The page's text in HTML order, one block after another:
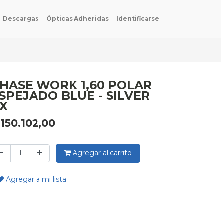
Descargas Ópticas Adheridas Identificarse
WORK 1,60 POLAR
BLUE - SILVER
150.102,00
Agregar al carrito
Agregar a mi lista